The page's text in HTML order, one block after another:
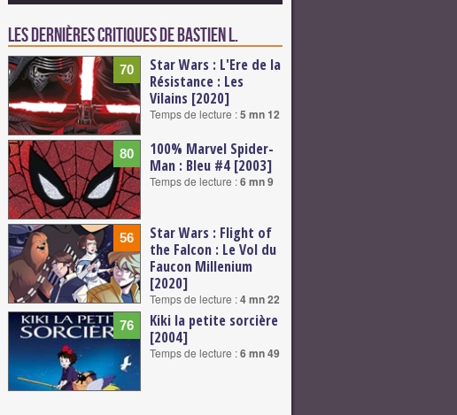
Les dernières critiques de Bastien L.
70
Star Wars : L'Ere de la
Résistance : Les
Vilains [2020]
Temps de lecture :5 mn 12
80
100% Marvel Spider-
Man : Bleu #4 [2003]
Temps de lecture :6 mn 9
56
Star Wars : Flight of
the Falcon : Le Vol du
Faucon Millenium
[2020]
Temps de lecture :4 mn 22
76
Kiki la petite sorcière
[2004]
Temps de lecture :6 mn 49